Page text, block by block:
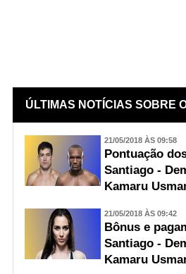
ÚLTIMAS NOTÍCIAS SOBRE
21/05/2018 ÀS 09:58
Pontuação
Santiago -
Kamaru
21/05/2018 ÀS 09:42
Bônus e
Santiago -
Kamaru